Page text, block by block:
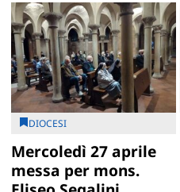
DIOCESI
Mercoledì 27 aprile
messa per mons.